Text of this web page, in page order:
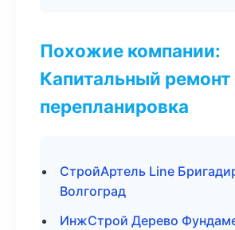
Похожие компании:
Капитальный ремонт
перепланировка
СтройАртель Line
Волгоград
ИнжСтрой Дерево